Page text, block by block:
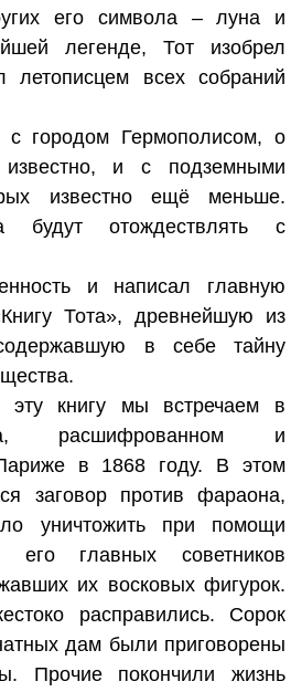
его символа – луна и
легенде, Тот изобрел
летописцем всех собраний
с городом Гермополисом, о
и с подземными
известно ещё меньше.
будут отождествлять с
и написал главную
Тота», древнейшую из
в себе тайну
книгу мы встречаем в
расшифрованном и
в 1868 году. В этом
заговор против фараона,
уничтожить при помощи
главных советников
их восковых фигурок.
расправились. Сорок
дам были приговорены
Прочие покончили жизнь